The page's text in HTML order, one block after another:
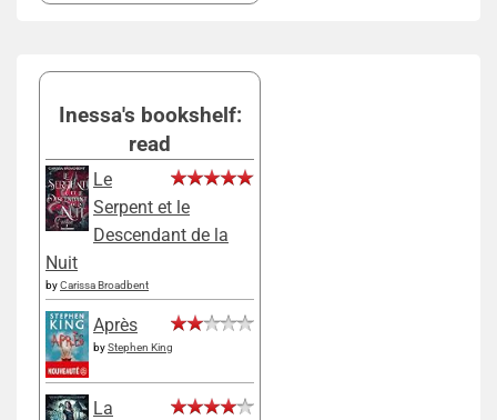
Inessa's bookshelf:
read
Le
Serpent et le
Descendant de la
Nuit
byCarissa Broadbent
Après
byStephen King
La